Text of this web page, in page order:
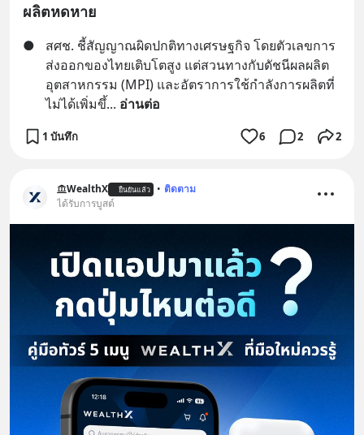
ผลิตหดหาย
●
สศช. ชี้สัญญาณผิดปกติทางเศรษฐกิจ โดยตัวเลขการ
ส่งออกของไทยเติบโตสูง แต่สวนทางกับดัชนีผลผลิต
อุตสาหกรรม (MPI) และอัตราการใช้กำลังการผลิตที่
ไม่ได้เพิ่มขึ้... อ่านต่อ
1 บันทึก 6 2 2
WealthX ยืนยันแล้ว • ติดตาม
ได้รับการบูสต์